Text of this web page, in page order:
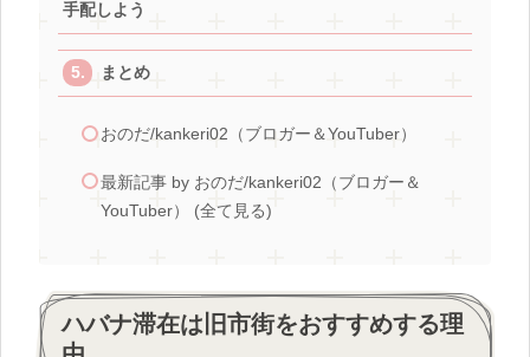
手配しよう
まとめ
おのだ/kankeri02（ブロガー＆YouTuber）
最新記事 by おのだ/kankeri02（ブロガー＆
YouTuber） (全て見る)
ハバナ滞在は旧市街をおすすめする理